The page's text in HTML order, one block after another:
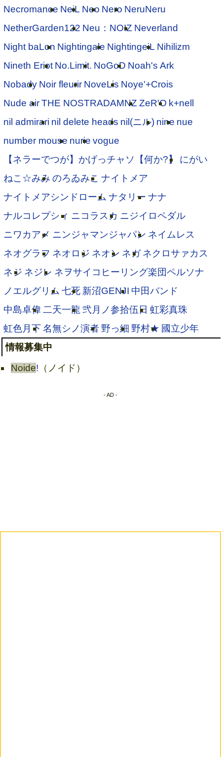
Necromance NeiL Neo Nero NeruNeru
NetherGarden122 Neu：NOIZ Neverland
Night baLon Nightingale NightingeiL Nihilizm
Nineth Eriot No.Limit. NoGoD Noah's Ark
Nobady Noir fleurir NoveLis Noye'+Crois
Nude airTHE NOSTRADAMNZ ZeR'O k+nell
nil admirari nil delete heads nil(ニル) nine nue
number mouse nurie vogue
【ネラーでつが】かげっチャソ【何か?】
にがい
ねこ☆みみ のろゐみこ ナイトメア
ナイトメアシンドローム ナタリー ナナ
ナルコレプシィ ニコラスカ ニジイロペダル
ニワカアメ ニンジャマンジャパン ネイムレス
ネオグラフ ネオロジ ネオン ネガ ネクロサァカス
ネジ ネジレ ネヲサイコヒーリング楽団ペルソナ
ノエルグリム 七死 新沼GENJI 中田バンド
中島卓偉 二天一龍 弐月ノ参拾伍日 虹彩真珠
虹色月下名無シノ演者 野っ細 野村★ 國立少年
情報募集中
Noide! （ノイド）
- AD -